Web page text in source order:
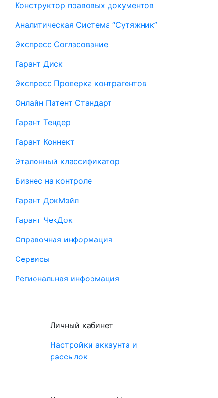
Конструктор правовых документов
Аналитическая Система “Сутяжник”
Экспресс Согласование
Гарант Диск
Экспресс Проверка контрагентов
Онлайн Патент Стандарт
Гарант Тендер
Гарант Коннект
Эталонный классификатор
Бизнес на контроле
Гарант ДокМэйл
Гарант ЧекДок
Справочная информация
Сервисы
Региональная информация
Личный кабинет
Настройки аккаунта и
рассылок